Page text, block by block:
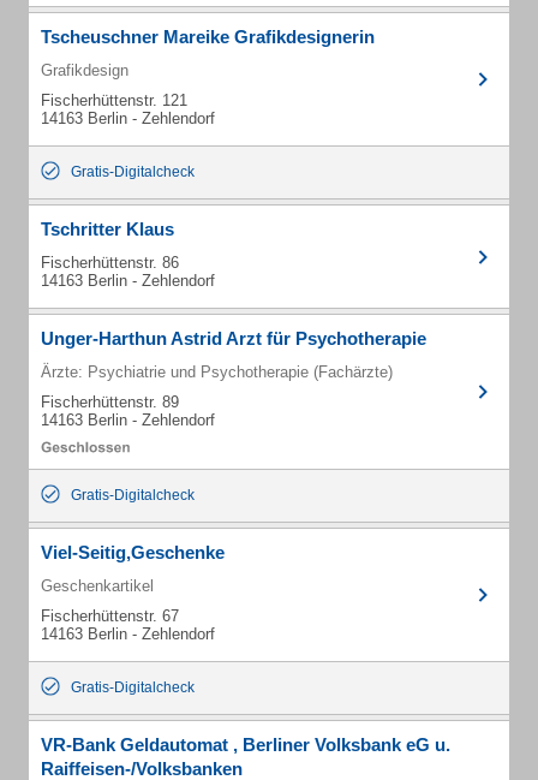
Tscheuschner Mareike Grafikdesignerin
Grafikdesign
Fischerhüttenstr. 121
14163 Berlin - Zehlendorf
Gratis-Digitalcheck
Tschritter Klaus
Fischerhüttenstr. 86
14163 Berlin - Zehlendorf
Unger-Harthun Astrid Arzt für Psychotherapie
Ärzte: Psychiatrie und Psychotherapie (Fachärzte)
Fischerhüttenstr. 89
14163 Berlin - Zehlendorf
Gratis-Digitalcheck
Viel-Seitig,Geschenke
Geschenkartikel
Fischerhüttenstr. 67
14163 Berlin - Zehlendorf
Gratis-Digitalcheck
VR-Bank Geldautomat , Berliner Volksbank eG u.
Raiffeisen-/Volksbanken